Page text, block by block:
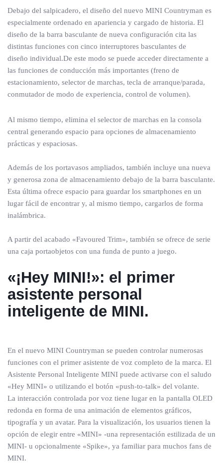
Debajo del salpicadero, el diseño del nuevo MINI Countryman es
especialmente ordenado en apariencia y cargado de historia. El
diseño de la barra basculante de nueva configuración cita las
distintas funciones con cinco interruptores basculantes de
diseño individual.De este modo se puede acceder directamente a
las funciones de conducción más importantes (freno de
estacionamiento, selector de marchas, tecla de arranque/parada,
conmutador de modo de experiencia, control de volumen).
Al mismo tiempo, elimina el selector de marchas en la consola
central generando espacio para opciones de almacenamiento
prácticas y espaciosas.
Además de los portavasos ampliados, también incluye una nueva
y generosa zona de almacenamiento debajo de la barra basculante.
Esta última ofrece espacio para guardar los smartphones en un
lugar fácil de encontrar y, al mismo tiempo, cargarlos de forma
inalámbrica.
A partir del acabado «Favoured Trim», también se ofrece de serie
una caja portaobjetos con una funda de punto a juego.
«¡Hey MINI!»: el primer
asistente personal
inteligente de MINI.
En el nuevo MINI Countryman se pueden controlar numerosas
funciones con el primer asistente de voz completo de la marca. El
Asistente Personal Inteligente MINI puede activarse con el saludo
«Hey MINI» o utilizando el botón «push-to-talk» del volante.
La interacción controlada por voz tiene lugar en la pantalla OLED
redonda en forma de una animación de elementos gráficos,
tipografía y un avatar. Para la visualización, los usuarios tienen la
opción de elegir entre «MINI» -una representación estilizada de un
MINI- u opcionalmente «Spike», ya familiar para muchos fans de
MINI.